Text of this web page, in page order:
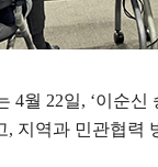
4월 22일, ‘이순신
, 지역과 민관협력